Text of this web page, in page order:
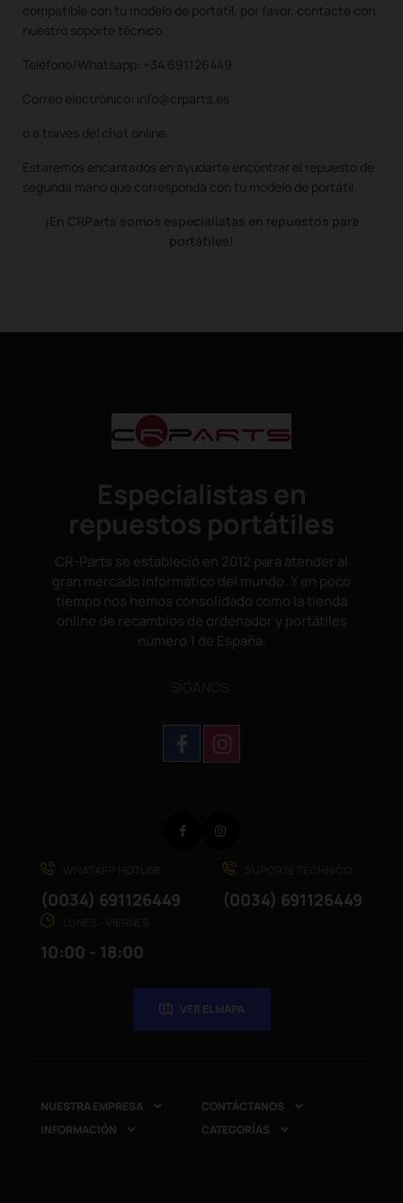
compatible con tu modelo de portátil, por favor, contacte con
nuestro soporte técnico.
Teléfono/Whatsapp: +34 691126449
Correo electrónico: info@crparts.es
o a traves del chat online.
Estaremos encantados en ayudarte encontrar el repuesto de
segunda mano que corresponda con tu modelo de portátil.
¡En CRParts somos especialistas en repuestos para
portátiles!
Especialistas en
repuestos portátiles
CR-Parts se estableció en 2012 para atender al
gran mercado informático del mundo. Y en poco
tiempo nos hemos consolidado como la tienda
online de recambios de ordenador y portátiles
número 1 de España.
(0034) 691126449 (0034) 691126449
10:00 - 18:00
VER EL MAPA
Facebook
NUESTRA EMPRESA  CONTÁCTANOS 
INFORMACIÓN  CATEGORÍAS 